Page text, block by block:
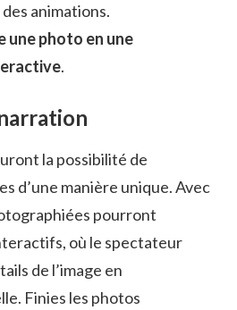
animations.
une photo en une
.
la possibilité de
d’une manière unique. Avec
pourront
où le spectateur
de l’image en
Finies les photos